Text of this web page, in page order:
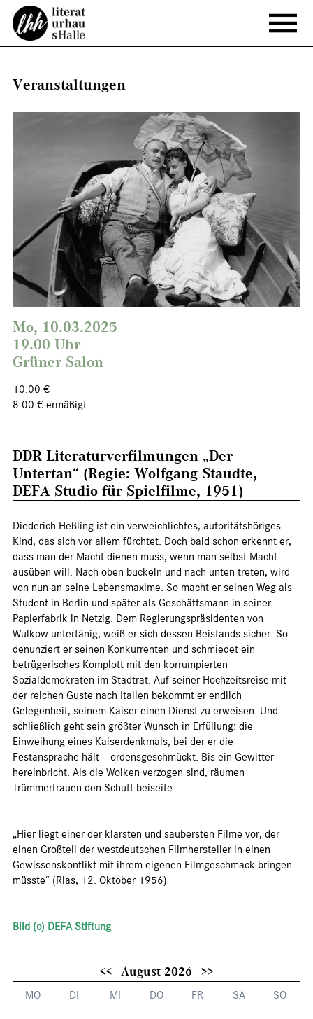
Veranstaltungen
Mo, 10.03.2025
19.00 Uhr
Grüner Salon
10.00 €
8.00 € ermäßigt
DDR-Literaturverfilmungen „Der
Untertan“ (Regie: Wolfgang Staudte,
DEFA-Studio für Spielfilme, 1951)
Diederich Heßling ist ein verweichlichtes, autoritätshöriges
Kind, das sich vor allem fürchtet. Doch bald schon erkennt er,
dass man der Macht dienen muss, wenn man selbst Macht
ausüben will. Nach oben buckeln und nach unten treten, wird
von nun an seine Lebensmaxime. So macht er seinen Weg als
Student in Berlin und später als Geschäftsmann in seiner
Papierfabrik in Netzig. Dem Regierungspräsidenten von
Wulkow untertänig, weiß er sich dessen Beistands sicher. So
denunziert er seinen Konkurrenten und schmiedet ein
betrügerisches Komplott mit den korrumpierten
Sozialdemokraten im Stadtrat. Auf seiner Hochzeitsreise mit
der reichen Guste nach Italien bekommt er endlich
Gelegenheit, seinem Kaiser einen Dienst zu erweisen. Und
schließlich geht sein größter Wunsch in Erfüllung: die
Einweihung eines Kaiserdenkmals, bei der er die
Festansprache hält – ordensgeschmückt. Bis ein Gewitter
hereinbricht. Als die Wolken verzogen sind, räumen
Trümmerfrauen den Schutt beiseite.
„Hier liegt einer der klarsten und saubersten Filme vor, der
einen Großteil der westdeutschen Filmhersteller in einen
Gewissenskonflikt mit ihrem eigenen Filmgeschmack bringen
müsste“ (Rias, 12. Oktober 1956)
Bild (c) DEFA Stiftung
<< August 2026 >>
MO DI MI DO FR SA SO